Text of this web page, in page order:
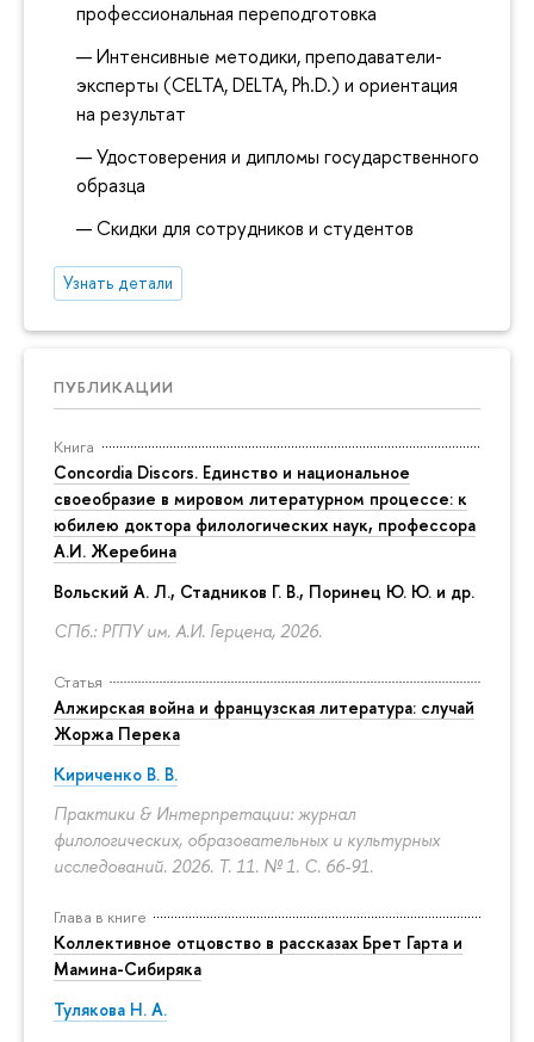
профессиональная переподготовка
Интенсивные методики, преподаватели-
эксперты (CELTA, DELTA, Ph.D.) и ориентация
на результат
Удостоверения и дипломы государственного
образца
Скидки для сотрудников и студентов
Узнать детали
ПУБЛИКАЦИИ
Книга
Concordia Discors. Единство и национальное
своеобразие в мировом литературном процессе: к
юбилею доктора филологических наук, профессора
А.И. Жеребина
Вольский А. Л., Стадников Г. В., Поринец Ю. Ю. и др.
СПб.: РГПУ им. А.И. Герцена, 2026.
Статья
Алжирская война и французская литература: случай
Жоржа Перека
Кириченко В. В.
Практики & Интерпретации: журнал
филологических, образовательных и культурных
исследований. 2026. Т. 11. № 1. С. 66-91.
Глава в книге
Коллективное отцовство в рассказах Брет Гарта и
Мамина-Сибиряка
Тулякова Н. А.